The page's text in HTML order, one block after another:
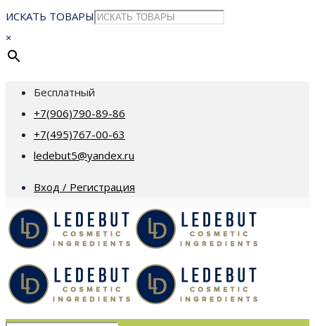
ИСКАТЬ ТОВАРЫ
×
Бесплатный
+7(906)790-89-86
+7(495)767-00-63
ledebut5@yandex.ru
Вход / Регистрация